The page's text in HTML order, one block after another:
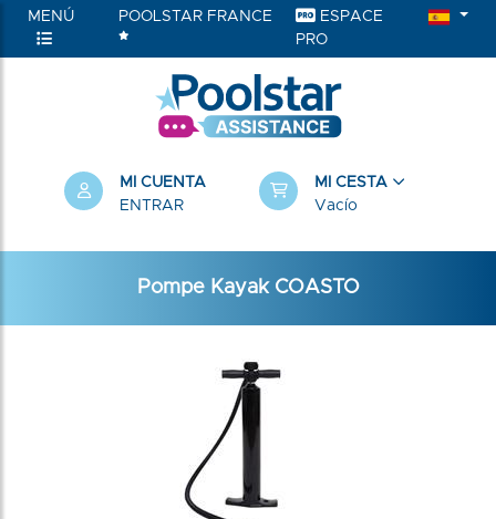
MENÚ POOLSTAR FRANCE
ESPACE
PRO
MI CUENTA
ENTRAR
MI CESTA
Vacío
Pompe Kayak COASTO